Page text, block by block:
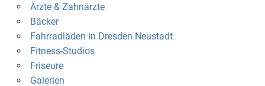
Ärzte & Zahnärzte
Bäcker
Fahrradläden in Dresden Neustadt
Fitness-Studios
Friseure
Galerien